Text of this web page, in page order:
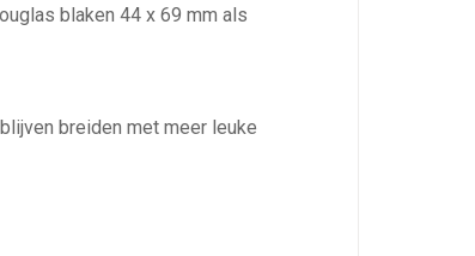
blaken 44 x 69 mm als
breiden met meer leuke